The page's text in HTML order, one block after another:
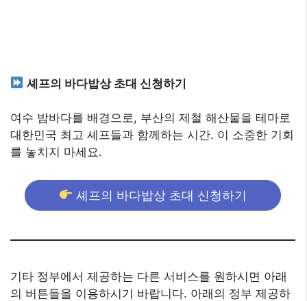
셰프의 바다밥상 초대 신청하기
여수 밤바다를 배경으로, 부산의 제철 해산물을 테마로
대한민국 최고 셰프들과 함께하는 시간. 이 소중한 기회
를 놓치지 마세요.
셰프의 바다밥상 초대 신청하기
기타 정부에서 제공하는 다른 서비스를 원하시면 아래
의 버튼들을 이용하시기 바랍니다. 아래의 정부 제공하